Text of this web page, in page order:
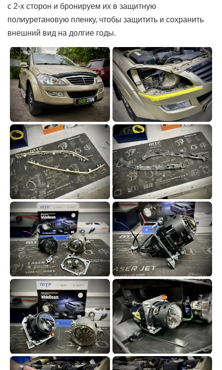
с 2-х сторон и бронируем их в защитную
полиуретановую пленку, чтобы защитить и сохранить
внешний вид на долгие годы.